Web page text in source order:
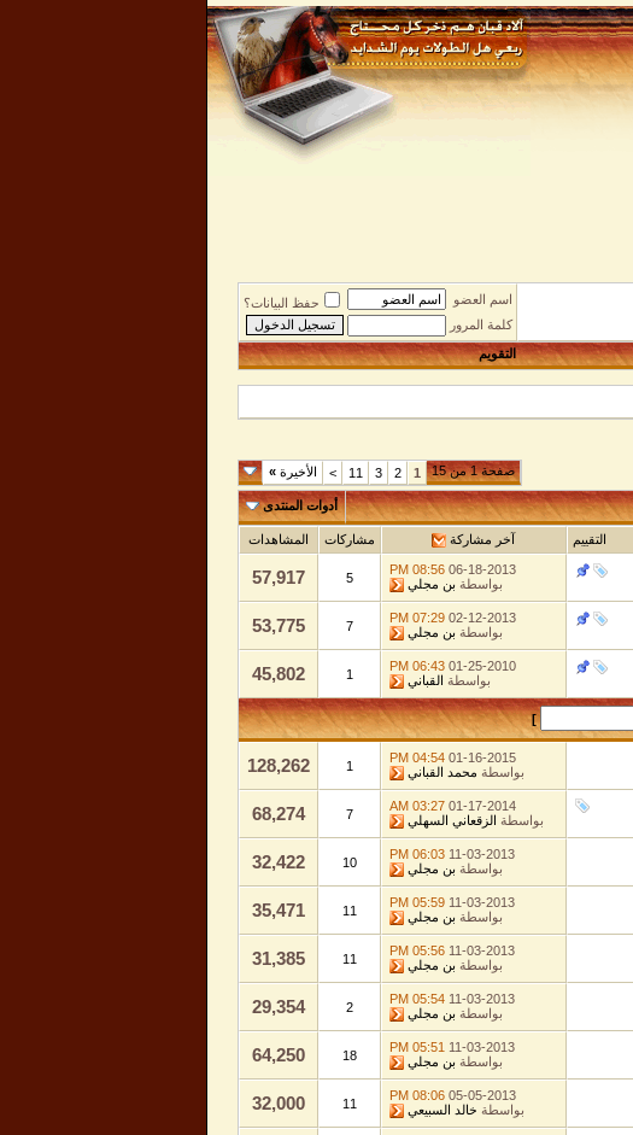
اسم العضو
حفظ البيانات؟
كلمة المرور
التقويم
صفحة 1 من 15 1
2
3
11
> الأخيرة»
أدوات المنتدى
التقييم آخر مشاركة مشاركات المشاهدات
06-18-2013
08:56 PM
بواسطة بن مجلي 5
57,917
02-12-2013
07:29 PM
بواسطة بن مجلي 7
53,775
01-25-2010
06:43 PM
بواسطة القباني 1
45,802
]
01-16-2015
04:54 PM
بواسطة محمد القباني 1
128,262
01-17-2014
03:27 AM
بواسطة الزقعاني السهلي 7
68,274
11-03-2013
06:03 PM
بواسطة بن مجلي 10
32,422
11-03-2013
05:59 PM
بواسطة بن مجلي 11
35,471
11-03-2013
05:56 PM
بواسطة بن مجلي 11
31,385
11-03-2013
05:54 PM
بواسطة بن مجلي 2
29,354
11-03-2013
05:51 PM
بواسطة بن مجلي 18
64,250
05-05-2013
08:06 PM
بواسطة خالد السبيعي 11
32,000